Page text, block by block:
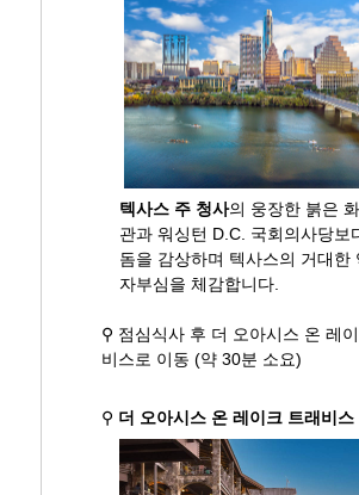
텍사스 주 청사의 웅장한 붉은
관과 워싱턴 D.C. 국회의사당보
돔을 감상하며 텍사스의 거대한
자부심을 체감합니다.
⚲ 점심식사 후 더 오아시스 온 레
비스로 이동 (약 30분 소요)
⚲ 더 오아시스 온 레이크 트래비스